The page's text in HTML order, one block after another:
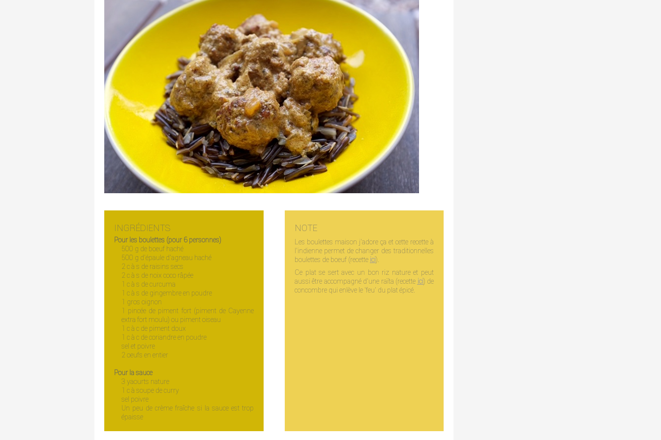
INGRÉDIENTS
Pour les boulettes (pour 6 personnes)
500 g de boeuf haché
500 g d'épaule d'agneau haché
2 c à s de raisins secs
2 c à s de noix coco râpée
1 c à s de curcuma
1 c à s de gingembre en poudre
1 gros oignon
1 pincée de piment fort (piment de Cayenne
extra fort moulu) ou piment oiseau
1 c à c de piment doux
1 c à c de coriandre en poudre
sel et poivre
2 oeufs en entier
Pour la sauce
3 yaourts nature
1 c à soupe de curry
sel poivre
Un peu de crème fraîche si la sauce est trop
épaisse
NOTE
Les boulettes maison j'adore ça et cette recette à
l'indienne permet de changer des traditionnelles
boulettes de boeuf (recette ici).
Ce plat se sert avec un bon riz nature et peut
aussi être accompagné d'une raïta (recette ici) de
concombre qui enlève le 'feu' du plat épicé.